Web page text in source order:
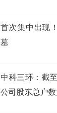
首次集中出现
墓
中科三环：截
公司股东总户